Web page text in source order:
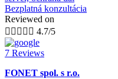
Bezplatná konzultácia
Reviewed on
     4.7/5
7 Reviews
FONET spol. s r.o.